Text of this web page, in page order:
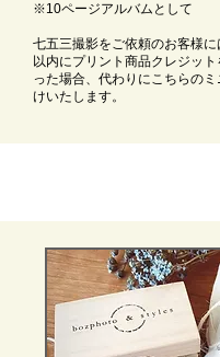
​※10ページアルバムとして
七五三撮影をご依頼のお客様に
以内にプリント商品クレジッ
った場合、代わりにこちらの
けいたします。